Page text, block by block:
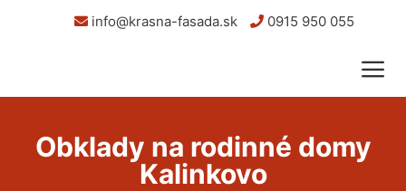
info@krasna-fasada.sk 0915 950 055
Obklady na rodinné domy
Kalinkovo